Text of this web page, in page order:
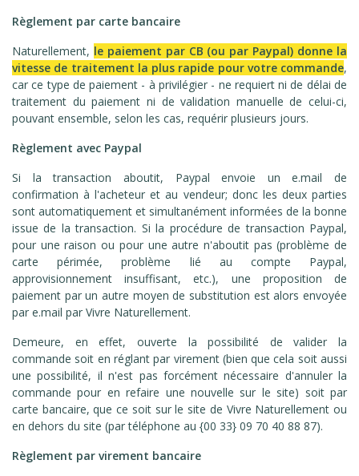
Règlement par carte bancaire
Naturellement, le paiement par CB (ou par Paypal) donne la
vitesse de traitement la plus rapide pour votre commande,
car ce type de paiement - à privilégier - ne requiert ni de délai de
traitement du paiement ni de validation manuelle de celui-ci,
pouvant ensemble, selon les cas, requérir plusieurs jours.
Règlement avec Paypal
Si la transaction aboutit, Paypal envoie un e.mail de
confirmation à l'acheteur et au vendeur; donc les deux parties
sont automatiquement et simultanément informées de la bonne
issue de la transaction. Si la procédure de transaction Paypal,
pour une raison ou pour une autre n'aboutit pas (problème de
carte périmée, problème lié au compte Paypal,
approvisionnement insuffisant, etc.), une proposition de
paiement par un autre moyen de substitution est alors envoyée
par e.mail par Vivre Naturellement.
Demeure, en effet, ouverte la possibilité de valider la
commande soit en réglant par virement (bien que cela soit aussi
une possibilité, il n'est pas forcément nécessaire d'annuler la
commande pour en refaire une nouvelle sur le site) soit par
carte bancaire, que ce soit sur le site de Vivre Naturellement ou
en dehors du site (par téléphone au {00 33} 09 70 40 88 87).
Règlement par virement bancaire